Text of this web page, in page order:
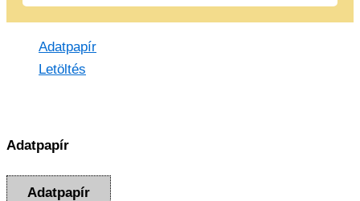
Adatpapír
Letöltés
Adatpapír
Adatpapír